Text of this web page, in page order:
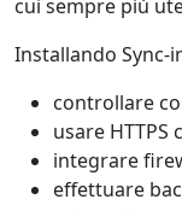
cui sempre più
Installando Sync-
controllare
usare HTTPS
integrare
effettuare